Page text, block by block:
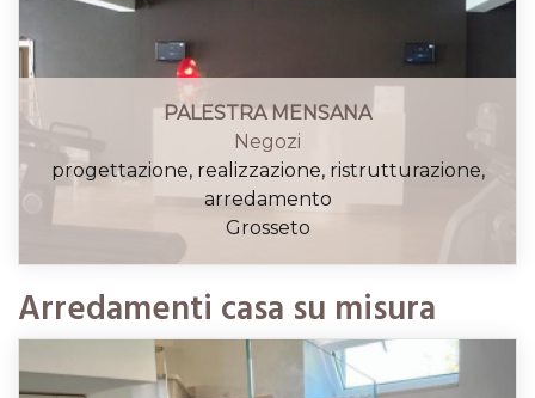
PALESTRA MENSANA
Negozi
progettazione, realizzazione, ristrutturazione,
arredamento
Grosseto
Arredamenti casa su misura